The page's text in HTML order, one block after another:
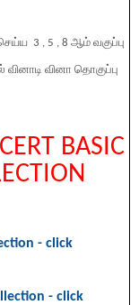
3 , 5 , 8 ஆம் வகுப்பு
வினா தொகுப்பு
BASIC
- click
- click